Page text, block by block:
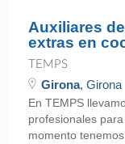
Auxiliares
extras en
TEMPS
Girona, Girona
En TEMPS
profesionales
momento